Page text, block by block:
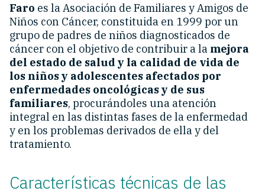
Faro es la Asociación de Familiares y Amigos de
Niños con Cáncer, constituida en 1999 por un
grupo de padres de niños diagnosticados de
cáncer con el objetivo de contribuir a la mejora
del estado de salud y la calidad de vida de
los niños y adolescentes afectados por
enfermedades oncológicas y de sus
familiares, procurándoles una atención
integral en las distintas fases de la enfermedad
y en los problemas derivados de ella y del
tratamiento.
Características técnicas de las